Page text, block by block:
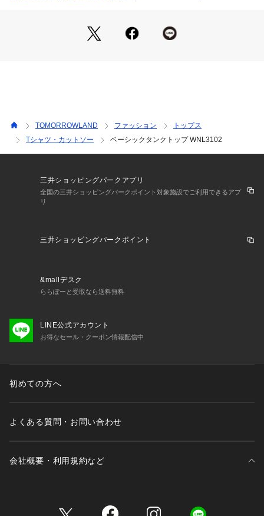
店舗にお問い合わせの際は、下記の商品番号をお申し付けくだ
さい。
湿っている際の摩擦は特に色移りしやすい為ご注意下さい。
色が落ち着くまでの間は単品でのお洗濯をお勧めします。
ございますのでご注意ください。
・糸の撚りと編地の関係で、洗濯により斜行（編地曲り）しや
すい性質があります。
・特殊な加工を施している為、商品1点1点の表情やサイズ感が
その他お取り扱い上の注意につきましては、縫い付け表示をよ
くご確認ください。
TOMORROWLAND ファッション
トップス
Tシャツ・カットソー
ベーシックタンクトップ WNL3102
三井ショッピングパークアプリ
全国の三井ショッピングパークポイント対象施設でご利用できるアプ
リ
三井ショッピングパークポイント
&mallデスク
ららぽーと受取なら送料無料
LINE公式アカウント
お得なセール・クーポン情報配信中
初めての方へ
よくある質問・お問い合わせ
会社概要・利用規約など